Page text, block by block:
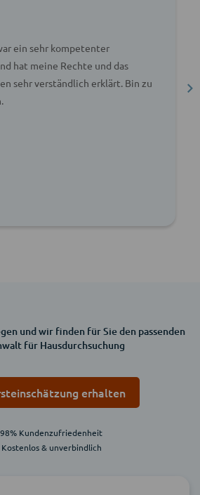
ein sehr kompetenter
hat meine Rechte und das
sehr verständlich erklärt. Bin zu
und wir finden für Sie den passenden
für Hausdurchsuchung
erhalten
98% Kundenzufriedenheit
Kostenlos & unverbindlich